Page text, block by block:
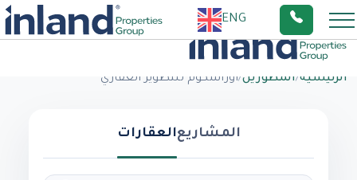
ENG
الرئيسية/المطورين/اوراسكوم للتطوير العقاري
المشاريعالعقارات